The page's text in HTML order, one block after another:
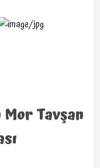
Tavşan